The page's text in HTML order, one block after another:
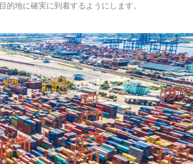
的地に確実に到着するようにします。